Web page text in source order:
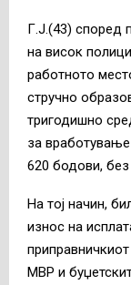
Г.Ј.(43) според
на висок
работното
стручно
тригодишно
за
620 бодови, без
На тој начин,
износ на
МВР и